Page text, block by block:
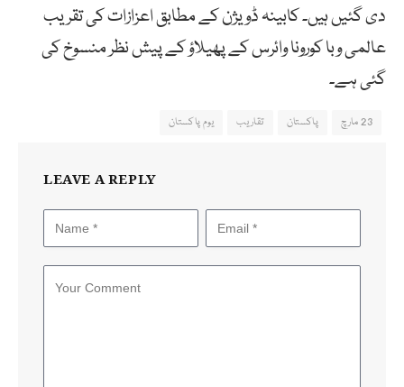
دی گئیں ہیں۔ کابینہ ڈویژن کے مطابق اعزازات کی تقریب
عالمی وبا کورونا وائرس کے پھیلاؤ کے پیش نظر منسوخ کی
گئی ہے۔
23 مارچ پاکستان تقاریب یوم پاکستان
LEAVE A REPLY